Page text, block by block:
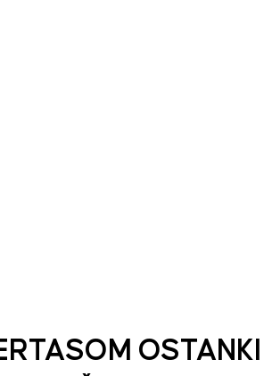
OSTANKI